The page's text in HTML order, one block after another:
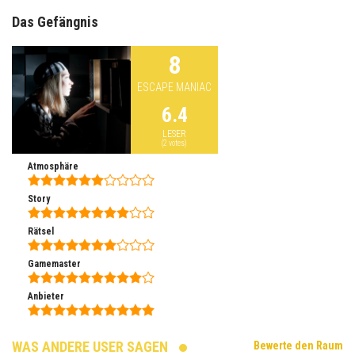
Das Gefängnis
8
ESCAPE MANIAC
6.4
LESER
(2 votes)
Atmosphäre
Story
Rätsel
Gamemaster
Anbieter
WAS ANDERE USER SAGEN Bewerte den Raum